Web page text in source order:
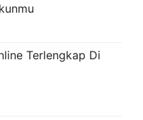
Terlengkap Di